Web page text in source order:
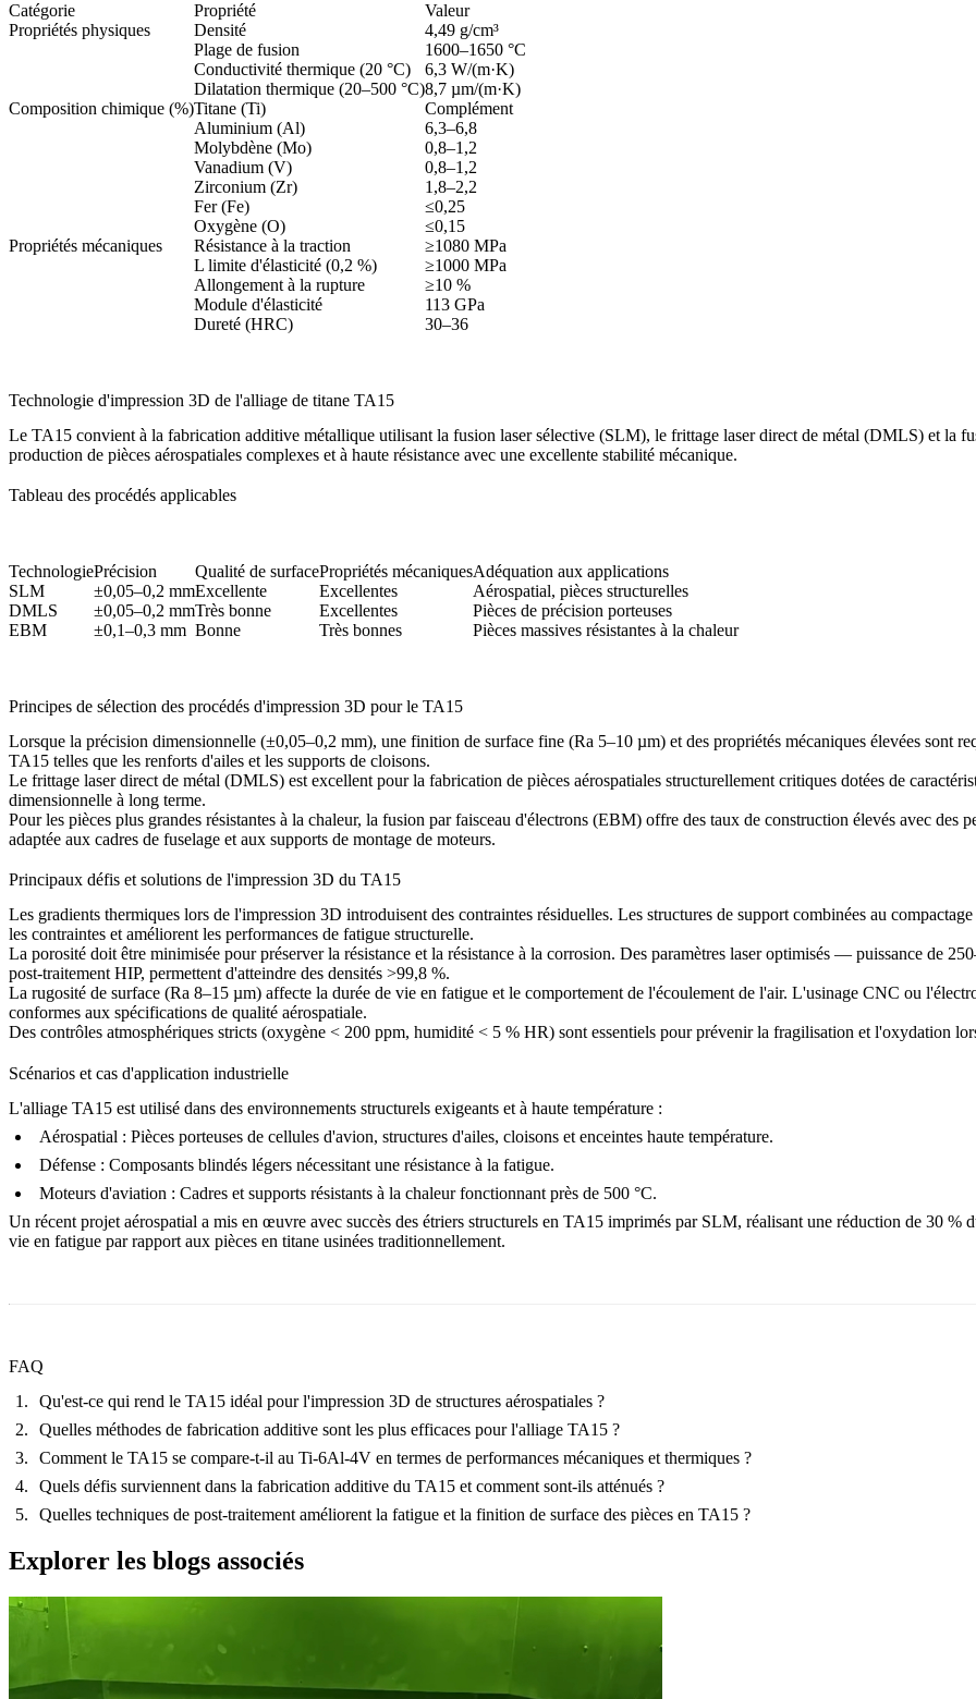
Catégorie Propriété
Valeur
Propriétés physiques
Densité
4,49 g/cm³
Plage de fusion
1600–1650 °C
Conductivité thermique (20 °C)
6,3 W/(m·K)
Dilatation thermique (20–500 °C)8,7 µm/(m·K)
Composition chimique (%)Titane (Ti)
Complément
Aluminium (Al)
6,3–6,8
Molybdène (Mo)
0,8–1,2
Vanadium (V)
0,8–1,2
Zirconium (Zr)
1,8–2,2
Fer (Fe)
≤0,25
Oxygène (O)
≤0,15
Propriétés mécaniques
Résistance à la traction
≥1080 MPa
L limite d'élasticité (0,2 %)
≥1000 MPa
Allongement à la rupture
≥10 %
Module d'élasticité
113 GPa
Dureté (HRC)
30–36
Technologie d'impression 3D de l'alliage de titane TA15
Le TA15 convient à la fabrication additive métallique utilisant la fusion laser sélective (SLM), le frittage laser direct de métal (DMLS) et la
production de pièces aérospatiales complexes et à haute résistance avec une excellente stabilité mécanique.
Tableau des procédés applicables
TechnologiePrécision Qualité de surfacePropriétés mécaniquesAdéquation aux applications
SLM
±0,05–0,2 mmExcellente Excellentes
Aérospatial, pièces structurelles
DMLS
±0,05–0,2 mmTrès bonne Excellentes
Pièces de précision porteuses
EBM
±0,1–0,3 mm Bonne Très bonnes Pièces massives résistantes à la chaleur
Principes de sélection des procédés d'impression 3D pour le TA15
Lorsque la précision dimensionnelle (±0,05–0,2 mm), une finition de surface fine (Ra 5–10 µm) et des propriétés mécaniques élevées sont
TA15 telles que les renforts d'ailes et les supports de cloisons.
Le frittage laser direct de métal (DMLS) est excellent pour la fabrication de pièces aérospatiales structurellement critiques dotées de
dimensionnelle à long terme.
Pour les pièces plus grandes résistantes à la chaleur, la fusion par faisceau d'électrons (EBM) offre des taux de construction élevés avec des
adaptée aux cadres de fuselage et aux supports de montage de moteurs.
Principaux défis et solutions de l'impression 3D du TA15
Les gradients thermiques lors de l'impression 3D introduisent des contraintes résiduelles. Les structures de supportcombinées au
les contraintes et améliorent les performances de fatigue structurelle.
La porosité doit être minimisée pour préserver la résistance et la résistance à la corrosion. Des paramètres laser optimisés — puissance de
post-traitement HIP, permettent d'atteindre des densités >99,8 %.
La rugosité de surface (Ra 8–15 µm) affecte la durée de vie en fatigue et le comportement de l'écoulement de l'air. L'usinage CNC ou l'
conformes aux spécifications de qualité aérospatiale.
Des contrôles atmosphériques stricts (oxygène < 200 ppm, humidité < 5 % HR) sont essentiels pour prévenir la fragilisation et l'oxydation
Scénarios et cas d'application industrielle
L'alliage TA15 est utilisé dans des environnements structurels exigeants et à haute température :
Aérospatial : Pièces porteuses de cellules d'avion, structures d'ailes, cloisons et enceintes haute température.
Défense : Composants blindés légers nécessitant une résistance à la fatigue.
Moteurs d'aviation : Cadres et supports résistants à la chaleur fonctionnant près de 500 °C.
Un récent projet aérospatial a mis en œuvre avec succès des étriers structurels en TA15 imprimés par SLM, réalisant une réduction de 30 %
vie en fatigue par rapport aux pièces en titane usinées traditionnellement.
FAQ
Qu'est-ce qui rend le TA15 idéal pour l'impression 3D de structures aérospatiales ?
Quelles méthodes de fabrication additive sont les plus efficaces pour l'alliage TA15 ?
Comment le TA15 se compare-t-il au Ti-6Al-4V en termes de performances mécaniques et thermiques ?
Quels défis surviennent dans la fabrication additive du TA15 et comment sont-ils atténués ?
Quelles techniques de post-traitement améliorent la fatigue et la finition de surface des pièces en TA15 ?
Explorer les blogs associés